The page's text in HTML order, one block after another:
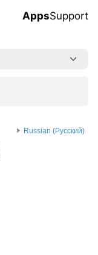
AppsSupport
Russian (Pусский)